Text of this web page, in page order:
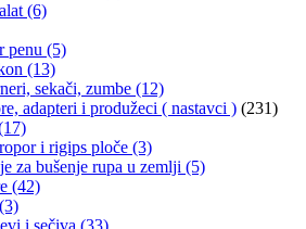
(6)
penu (5)
(13)
sekači, zumbe (12)
adapteri i produžeci ( nastavci ) (231)
i rigips ploče (3)
za bušenje rupa u zemlji (5)
(42)
(3)
i sečiva (33)